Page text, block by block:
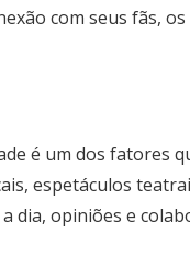
com seus fãs, os
é um dos fatores
espetáculos
dia, opiniões e